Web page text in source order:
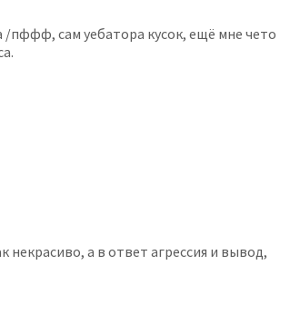
пффф, сам уебатора кусок, ещё мне чето
а в ответ агрессия и вывод,